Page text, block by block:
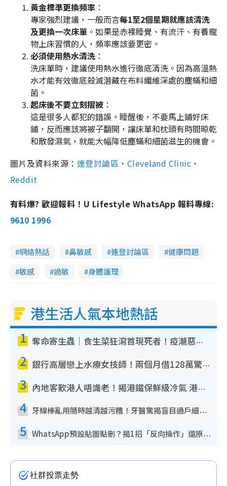
黃金標準更換頻率 ：
專家強烈建議，一般而言每1至2個星期就應該清洗
及更換一次床單 。如果是赤裸睡覺、有流汗、有養寵
物上床習慣的人，頻率應該要更密。
必須使用熱水清洗 ：
洗床單時，建議使用熱水進行徹底清洗。因為高溫熱
水才能有效徹底殺滅潛藏在布料纖維深處的塵蟎和細
菌。
起床後不要立刻摺被 ：
這是很多人都犯的錯誤。睡醒後，不要馬上鋪好床
鋪，反而應該將被子翻開，讓床單和枕頭有時間晾乾
和散發濕氣，就能大幅降低塵蟎和細菌滋生的機會。
圖片及資料來源： 連登討論區 、 Cleveland Clinic 、
Reddit
有料爆? 歡迎報料！U Lifestyle WhatsApp 報料專線:
9610 1996
網絡熱話 鼻敏感 連登討論區
健康問題
敏感
過敏 身體護理
港生活人氣本地熱話
1 奪命寄生蟲｜食生菜狂瀉首現死者！疫潮惡化錄1.8萬宗病例 揭洗菜3大謬誤
2 銀行高層戀上水療女技師！兩個月借128萬驚覺「沉船」沉落火海 揭背後疑似邪教操控賣淫
3 內地客歎港人唔識老！揭港鐵保鮮級冷氣 港人求放過：咪投訴
4 牙線棒亂用隨時越清越污糟！牙醫驚揭盲目過戶細菌恐致蛀牙：呢種先係日常真保養
5 WhatsApp預設貼圖點刪？揭1招「反向操作」還原簡潔介面 附3步實測教學